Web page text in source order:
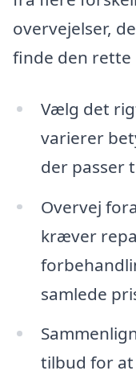
overvejelser,
finde den rette
Vælg det
varierer
der passer
Overvej
kræver
samlede
tilbud for at